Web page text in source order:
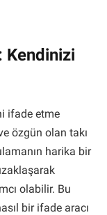
Kendinizi
ifade etme
özgün olan takı
harika bir
olabilir. Bu
bir ifade aracı